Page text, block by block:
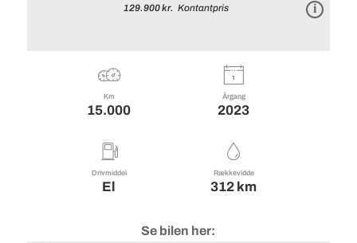
129.900 kr. Kontantpris
Km
15.000
Årgang
2023
Drivmiddel
El
Rækkevidde
312 km
Se bilen her: